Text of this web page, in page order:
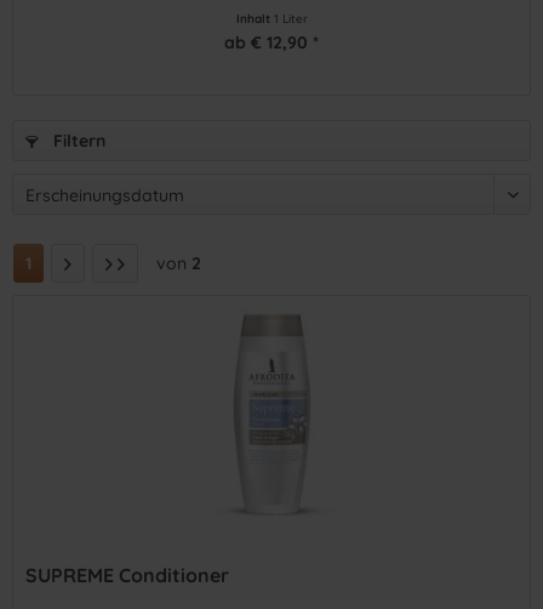
Inhalt 1 Liter
ab € 12,90 *
Filtern
1 von 2
SUPREME Conditioner